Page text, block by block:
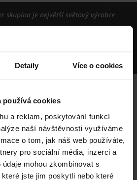
Detaily Více o cookies
používá cookies
a reklam, poskytování funkcí
naší návštěvnosti využíváme
o tom, jak náš web používáte,
pro sociální média, inzerci a
mohou zkombinovat s
jste jim poskytli nebo které
skupina je největší světový výrobce
cihel
Tondach